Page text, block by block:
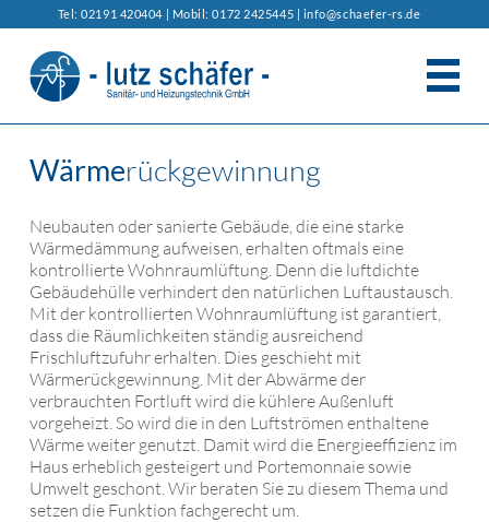
Tel: 02191 420404 | Mobil: 0172 2425445 | info@schaefer-rs.de
LEISTUNGEN
HEIZUNGS- UND KLIMATECHNIK
BAD- UND SANITÄRINSTALLATION
WOHNRAUMLÜFTUNG
STAUBSAUGERSYSTEME
FÖRDERMÖGLICHKEITEN
ENERGIE SPAREN IM HAUS
HYDRAULISCHER ABGLEICH
WÄRMEPUMPE
UMWELT- UND SOLARTECHNIK
WÄRMERÜCKGEWINNUNG
KONTAKT
Wärmerückgewinnung
Neubauten oder sanierte Gebäude, die eine starke
Wärmedämmung aufweisen, erhalten oftmals eine
kontrollierte Wohnraumlüftung. Denn die luftdichte
Gebäudehülle verhindert den natürlichen Luftaustausch.
Mit der kontrollierten Wohnraumlüftung ist garantiert,
dass die Räumlichkeiten ständig ausreichend
Frischluftzufuhr erhalten. Dies geschieht mit
Wärmerückgewinnung. Mit der Abwärme der
verbrauchten Fortluft wird die kühlere Außenluft
vorgeheizt. So wird die in den Luftströmen enthaltene
Wärme weiter genutzt. Damit wird die Energieeffizienz im
Haus erheblich gesteigert und Portemonnaie sowie
Umwelt geschont. Wir beraten Sie zu diesem Thema und
setzen die Funktion fachgerecht um.